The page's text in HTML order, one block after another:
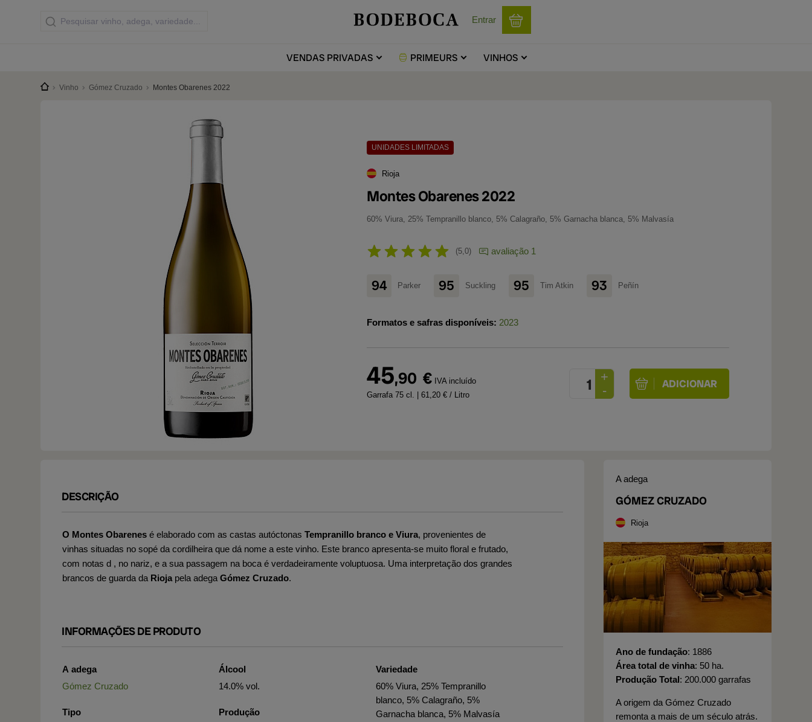
Entrar
VENDASPRIVADAS PRIMEURS VINHOS
Vinho Gómez Cruzado Montes Obarenes 2022
UNIDADES LIMITADAS
Rioja
Montes Obarenes 2022
60% Viura, 25% Tempranillo blanco, 5% Calagraño, 5% Garnacha blanca, 5% Malvasía
5,0 avaliação 1
94 Parker 95 Suckling 95 Tim Atkin 93 Peñín
Formatos e safras disponíveis: 2023
45,90 € IVA incluído
Garrafa 75 cl. | 61,20 € / Litro
DESCRIÇÃO
O Montes Obarenes é elaborado com as castas autóctonas Tempranillo branco e Viura, provenientes de
vinhas situadas no sopé da cordilheira que dá nome a este vinho. Este branco apresenta-se muito floral e frutado,
com notas d , no nariz, e a sua passagem na boca é verdadeiramente voluptuosa. Uma interpretação dos grandes
brancos de guarda da Rioja pela adega Gómez Cruzado.
INFORMAÇÕES DE PRODUTO
A adega
Gómez Cruzado
Tipo
Álcool
14.0% vol.
Produção
Variedade
60% Viura, 25% Tempranillo
blanco, 5% Calagraño, 5%
Garnacha blanca, 5% Malvasía
A adega
GÓMEZ CRUZADO
Rioja
Ano de fundação 1886
Área total de vinha 50 ha.
Produção Total 200.000 garrafas
A origem da Gómez Cruzado
remonta a mais de um século atrás.